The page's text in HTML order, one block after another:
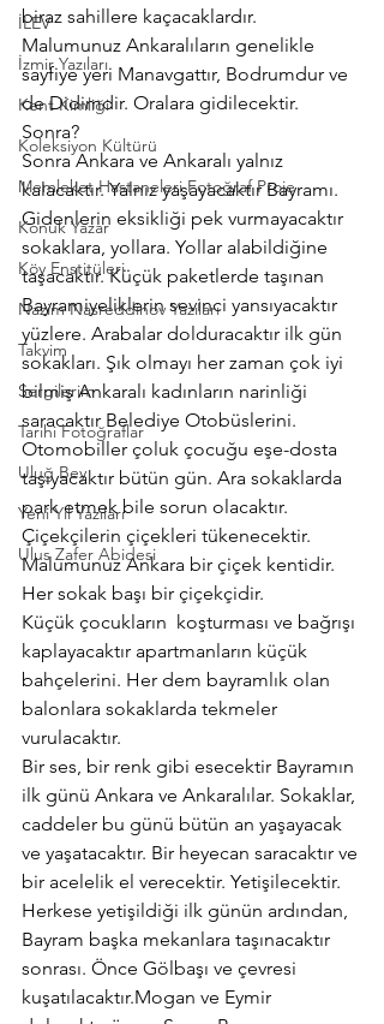
İLEV
İzmir Yazıları
Kent Kimliği
Koleksiyon Kültürü
Memleket Hastaneleri Fotoğraf Proje
Konuk Yazar
Köy Enstitüleri
Nazim Nasreddinov Yazıları
Takvim
Sergilerim
Tarihi Fotoğraflar
Uluğ Bey
Yeni Yıl Yazıları
Ulus Zafer Abidesi
biraz sahillere kaçacaklardır.
Malumunuz Ankaralıların genelikle
sayfiye yeri Manavgattır, Bodrumdur ve
de Didimdir. Oralara gidilecektir.
Sonra?
Sonra Ankara ve Ankaralı yalnız
kalacaktır. Yalnız yaşayacaktır Bayramı.
Gidenlerin eksikliği pek vurmayacaktır
sokaklara, yollara. Yollar alabildiğine
taşacaktır. Küçük paketlerde taşınan
Bayramiyeliklerin sevinci yansıyacaktır
yüzlere. Arabalar dolduracaktır ilk gün
sokakları. Şık olmayı her zaman çok iyi
bilmiş Ankaralı kadınların narinliği
saracaktır Belediye Otobüslerini.
Otomobiller çoluk çocuğu eşe-dosta
taşıyacaktır bütün gün. Ara sokaklarda
park etmek bile sorun olacaktır.
Çiçekçilerin çiçekleri tükenecektir.
Malumunuz Ankara bir çiçek kentidir.
Her sokak başı bir çiçekçidir.
Küçük çocukların  koşturması ve bağrışı
kaplayacaktır apartmanların küçük
bahçelerini. Her dem bayramlık olan
balonlara sokaklarda tekmeler
vurulacaktır.
Bir ses, bir renk gibi esecektir Bayramın
ilk günü Ankara ve Ankaralılar. Sokaklar,
caddeler bu günü bütün an yaşayacak
ve yaşatacaktır. Bir heyecan saracaktır ve
bir acelelik el verecektir. Yetişilecektir.
Herkese yetişildiği ilk günün ardından,
Bayram başka mekanlara taşınacaktır
sonrası. Önce Gölbaşı ve çevresi
kuşatılacaktır.Mogan ve Eymir